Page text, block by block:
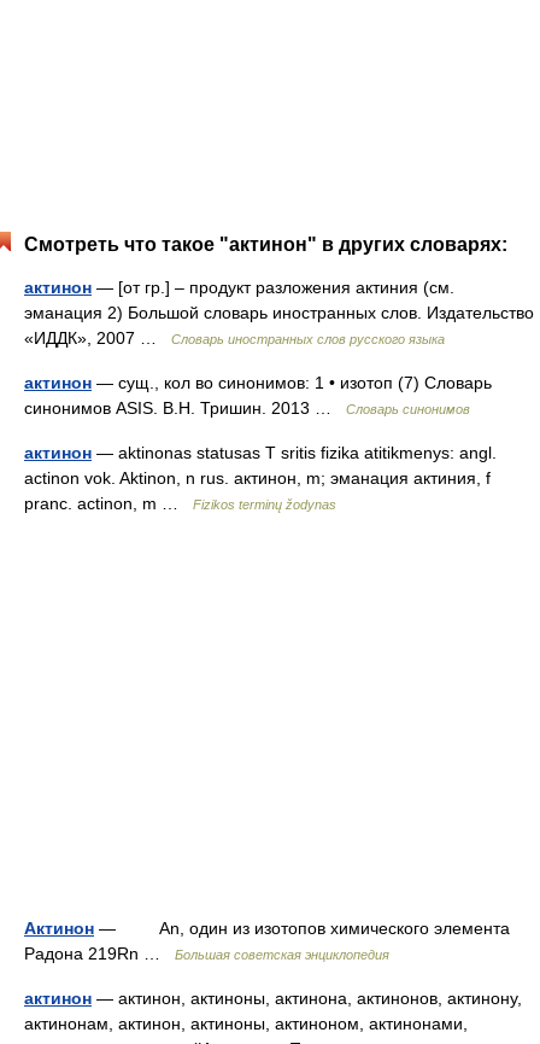
Смотреть что такое "актинон" в других словарях:
актинон — [от гр.] – продукт разложения актиния (см.
эманация 2) Большой словарь иностранных слов. Издательство
«ИДДК», 2007 …
Словарь иностранных слов русского языка
актинон — сущ., кол во синонимов: 1 • изотоп (7) Словарь
синонимов ASIS. В.Н. Тришин. 2013 …
Словарь синонимов
актинон — aktinonas statusas T sritis fizika atitikmenys: angl.
actinon vok. Aktinon, n rus. актинон, m; эманация актиния, f
pranc. actinon, m …
Fizikos terminų žodynas
Актинон — An, один из изотопов химического элемента
Радона 219Rn …
Большая советская энциклопедия
актинон — актинон, актиноны, актинона, актинонов, актинону,
актинонам, актинон, актиноны, актиноном, актинонами,